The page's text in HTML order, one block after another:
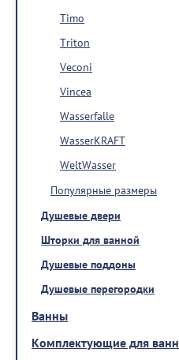
Timo
Triton
Veconi
Vincea
Wasserfalle
WasserKRAFT
WeltWasser
Популярные размеры
Душевые двери
Шторки для ванной
Душевые поддоны
Душевые перегородки
Ванны
Комплектующие для ванн